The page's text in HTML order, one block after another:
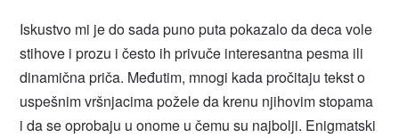
Iskustvo mi je do sada puno puta pokazalo da deca vole
stihove i prozu i često ih privuče interesantna pesma ili
dinamična priča. Međutim, mnogi kada pročitaju tekst o
uspešnim vršnjacima požele da krenu njihovim stopama
i da se oprobaju u onome u čemu su najbolji. Enigmatski